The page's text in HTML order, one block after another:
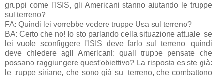
gruppi come l'ISIS, gli Americani stanno aiutando le truppe
sul terreno?
FA: Quindi lei vorrebbe vedere truppe Usa sul terreno?
BA: Certo che no! Io sto parlando della situazione attuale, se
lei vuole sconfiggere l'ISIS deve farlo sul terreno, quindi
deve chiedere agli Americani: quali truppe pensate che
possano raggiungere quest'obiettivo? La risposta esiste già:
le truppe siriane, che sono già sul terreno, che combattono